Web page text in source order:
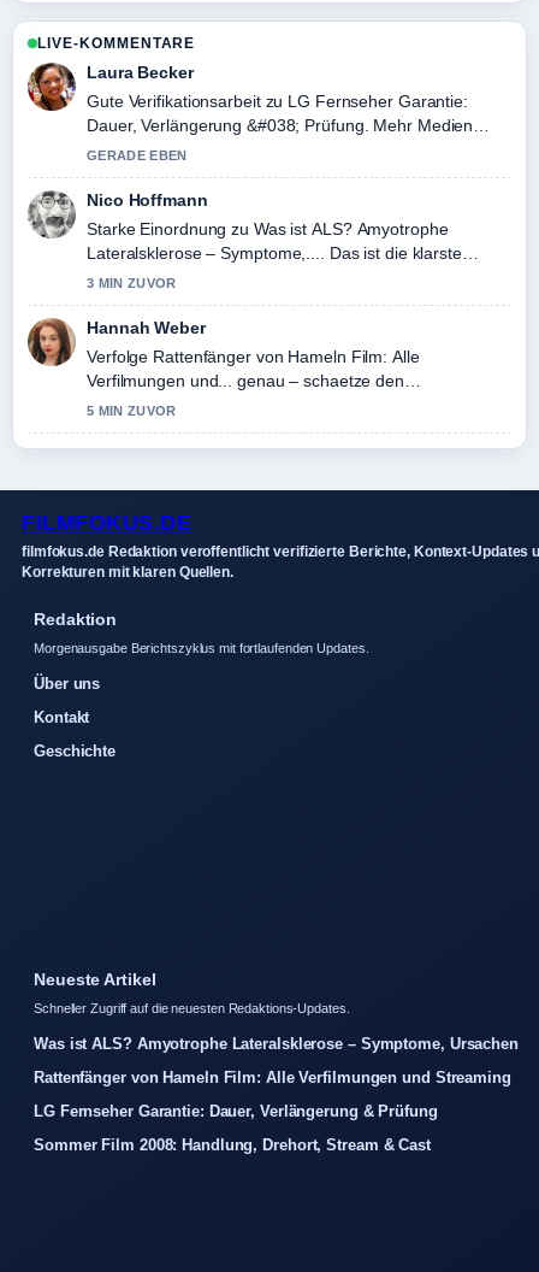
LIVE-KOMMENTARE
Laura Becker
Gute Verifikationsarbeit zu LG Fernseher Garantie:
Dauer, Verlängerung &#038; Prüfung. Mehr Medien
sollten so schreiben.
GERADE EBEN
Nico Hoffmann
Starke Einordnung zu Was ist ALS? Amyotrophe
Lateralsklerose – Symptome,.... Das ist die klarste
Zusammenfassung, die ich heute gesehen habe.
3 MIN ZUVOR
Hannah Weber
Verfolge Rattenfänger von Hameln Film: Alle
Verfilmungen und... genau – schaetze den
ausgewogenen Ton hier.
5 MIN ZUVOR
FILMFOKUS.DE
filmfokus.de Redaktion veroffentlicht verifizierte Berichte, Kontext-Updates
Korrekturen mit klaren Quellen.
Redaktion
Morgenausgabe Berichtszyklus mit fortlaufenden Updates.
Über uns
Kontakt
Geschichte
Neueste Artikel
Schneller Zugriff auf die neuesten Redaktions-Updates.
Was ist ALS? Amyotrophe Lateralsklerose – Symptome, Ursachen
Rattenfänger von Hameln Film: Alle Verfilmungen und Streaming
LG Fernseher Garantie: Dauer, Verlängerung & Prüfung
Sommer Film 2008: Handlung, Drehort, Stream & Cast